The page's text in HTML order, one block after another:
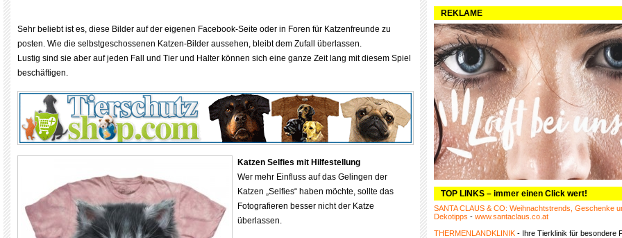
Sehr beliebt ist es, diese Bilder auf der eigenen Facebook-Seite oder in Foren für Katzenfreunde zu
posten. Wie die selbstgeschossenen Katzen-Bilder aussehen, bleibt dem Zufall überlassen.
Lustig sind sie aber auf jeden Fall und Tier und Halter können sich eine ganze Zeit lang mit diesem Spiel
beschäftigen.
Katzen Selfies mit Hilfestellung
Wer mehr Einfluss auf das Gelingen der
Katzen „Selfies“ haben möchte, sollte das
Fotografieren besser nicht der Katze
überlassen.
REKLAME
TOP LINKS – immer einen Click wert!
SANTA CLAUS & CO: Weihnachtstrends, Geschenke
Dekotipps - www.santaclaus.co.at
THERMENLANDKLINIK - Ihre Tierklinik für besondere